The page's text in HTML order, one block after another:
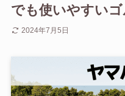
でも使いやすい
2024年7月5日